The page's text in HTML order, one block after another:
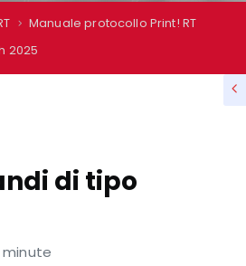
Manuale protocollo Print! RT
2025
di tipo
minute